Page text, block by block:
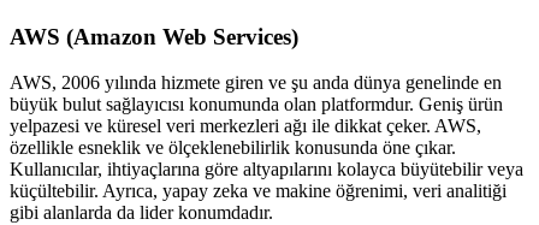
AWS (Amazon Web Services)
AWS, 2006 yılında hizmete giren ve şu anda dünya genelinde en
büyük bulut sağlayıcısı konumunda olan platformdur. Geniş ürün
yelpazesi ve küresel veri merkezleri ağı ile dikkat çeker. AWS,
özellikle esneklik ve ölçeklenebilirlik konusunda öne çıkar.
Kullanıcılar, ihtiyaçlarına göre altyapılarını kolayca büyütebilir veya
küçültebilir. Ayrıca, yapay zeka ve makine öğrenimi, veri analitiği
gibi alanlarda da lider konumdadır.